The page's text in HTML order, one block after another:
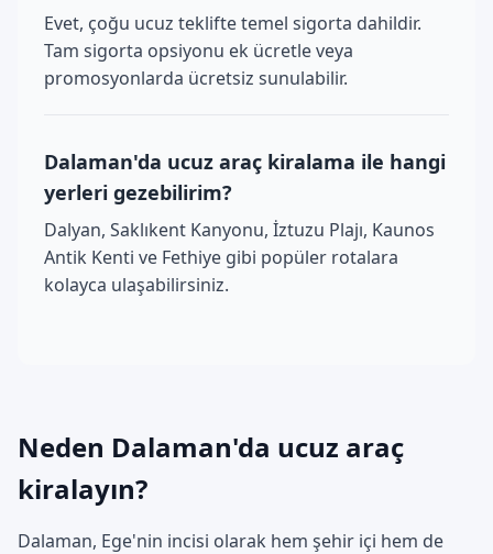
Evet, çoğu ucuz teklifte temel sigorta dahildir.
Tam sigorta opsiyonu ek ücretle veya
promosyonlarda ücretsiz sunulabilir.
Dalaman'da ucuz araç kiralama ile hangi
yerleri gezebilirim?
Dalyan, Saklıkent Kanyonu, İztuzu Plajı, Kaunos
Antik Kenti ve Fethiye gibi popüler rotalara
kolayca ulaşabilirsiniz.
Neden Dalaman'da ucuz araç
kiralayın?
Dalaman, Ege'nin incisi olarak hem şehir içi hem de